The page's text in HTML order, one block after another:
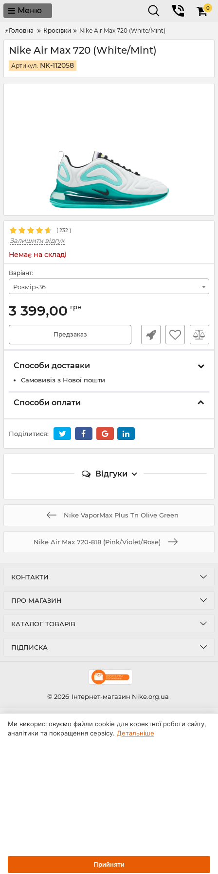
Меню 0
⚡Головна Кросівки Nike Air Max 720 (White/Mint)
Nike Air Max 720 (White/Mint)
Артикул: NK-112058
( 232 )
Залишити відгук
Немає на складі
Варіант:
Розмір-36
3 399,00 грн
Предзаказ
Способи доставки
Самовивіз з Нової пошти
Способи оплати
Поділитися:
Відгуки
Nike VaporMax Plus Tn Olive Green
Nike Air Max 720-818 (Pink/Violet/Rose)
КОНТАКТИ
ПРО МАГАЗИН
КАТАЛОГ ТОВАРІВ
ПІДПИСКА
© 2026 Інтернет-магазин Nike.org.ua
Ми використовуємо файли cookie для коректної роботи сайту,
аналітики та покращення сервісу. Детальніше
Прийняти